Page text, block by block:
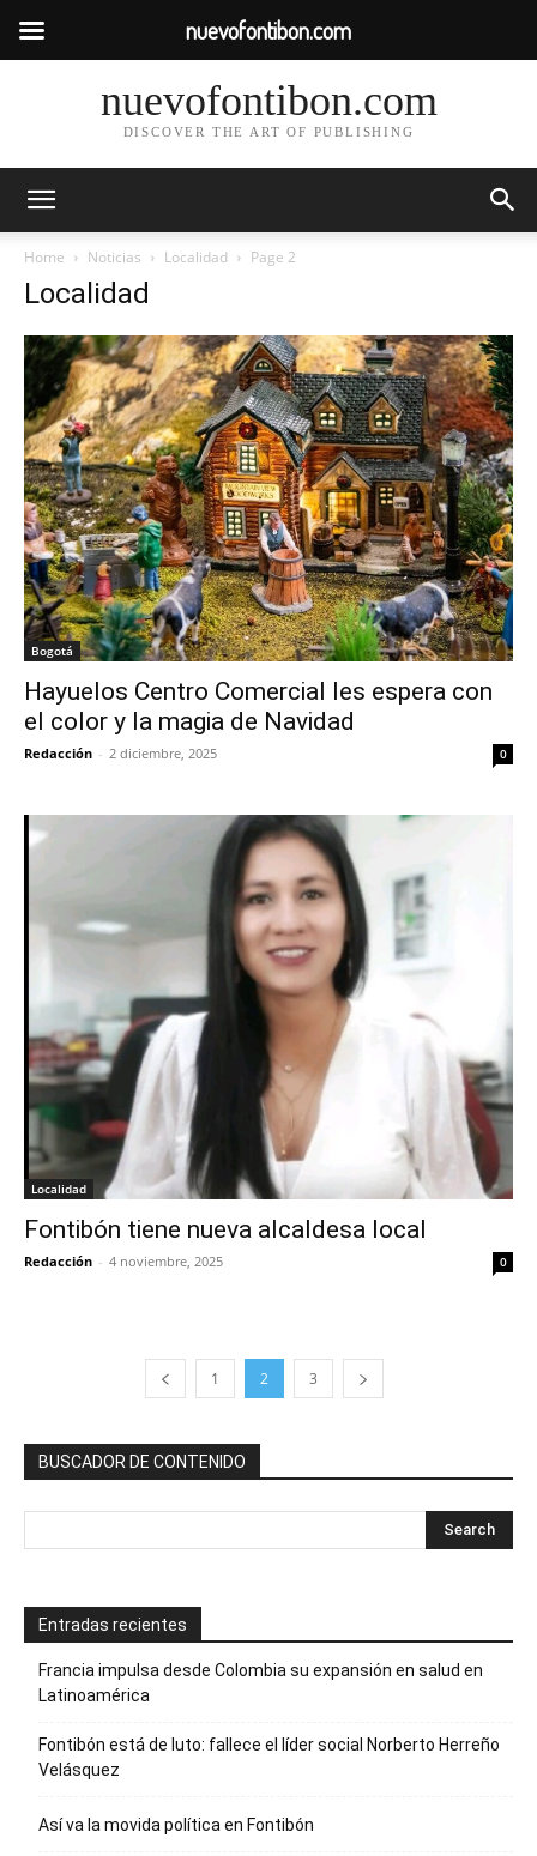
nuevofontibon.com
DISCOVER THE ART OF PUBLISHING
Home Noticias Localidad Page 2
Localidad
Bogotá
Hayuelos Centro Comercial les espera con
el color y la magia de Navidad
Redacción - 2 diciembre, 2025 0
Localidad
Fontibón tiene nueva alcaldesa local
Redacción - 4 noviembre, 2025 0
1 2 3
BUSCADOR DE CONTENIDO
Entradas recientes
Francia impulsa desde Colombia su expansión en salud en
Latinoamérica
Fontibón está de luto: fallece el líder social Norberto Herreño
Velásquez
Así va la movida política en Fontibón
nuevofontibon.com